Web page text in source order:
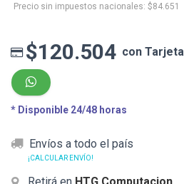
Precio sin impuestos nacionales: $84.651
$120.504 con Tarjeta
* Disponible 24/48 horas
Envíos a todo el país
¡CALCULAR ENVÍO!